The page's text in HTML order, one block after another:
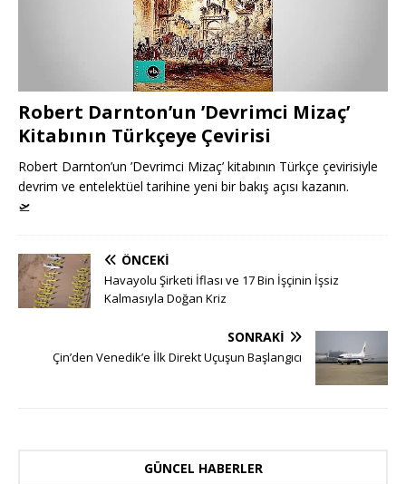
Robert Darnton’un ’Devrimci Mizaç’
Kitabının Türkçeye Çevirisi
Robert Darnton’un ’Devrimci Mizaç’ kitabının Türkçe çevirisiyle
devrim ve entelektüel tarihine yeni bir bakış açısı kazanın.
🛫
ÖNCEKI
Havayolu Şirketi İflası ve 17 Bin İşçinin İşsiz
Kalmasıyla Doğan Kriz
SONRAKI
Çin’den Venedik’e İlk Direkt Uçuşun Başlangıcı
GÜNCEL HABERLER